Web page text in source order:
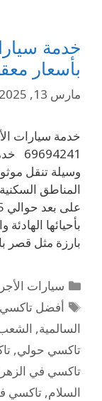
خدمة
بأسعار
مارس 13, 2025
خدمة سيارات
وسيلة تنقل
المناطق
بأحيائها
بارزة مثل قصر
سيارات
أفضل
السالمية,
تاكسي حولي,
تاكسي في
السلام, تاكسي